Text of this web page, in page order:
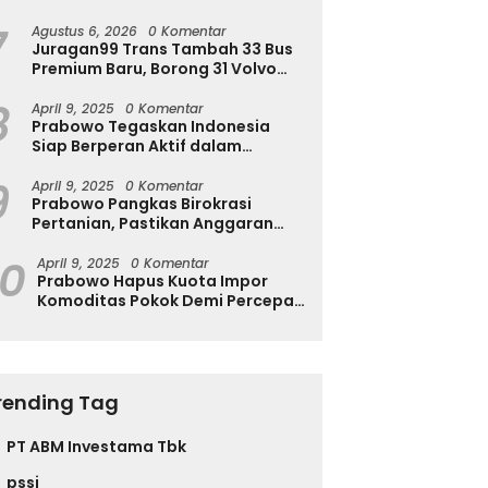
Agustus 6, 2026 0 Komentar
Juragan99 Trans Tambah 33 Bus
Premium Baru, Borong 31 Volvo
di GIIAS 2026
April 9, 2025 0 Komentar
Prabowo Tegaskan Indonesia
Siap Berperan Aktif dalam
April 9, 2025 0 Komentar
Prabowo Pangkas Birokrasi
Pertanian, Pastikan Anggaran
April 9, 2025 0 Komentar
Prabowo Hapus Kuota Impor
Komoditas Pokok Demi Percepat
Tag
PT ABM Investama Tbk
pssi